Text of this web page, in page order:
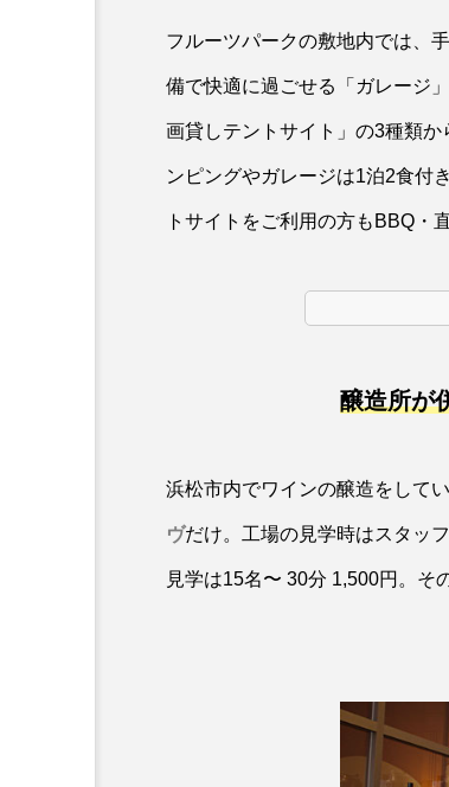
フルーツパークの敷地内では、
備で快適に過ごせる「ガレージ
画貸しテントサイト」の3種類
ンピングやガレージは1泊2食付
トサイトをご利用の方もBBQ・
醸造所が
浜松市内でワインの醸造をして
ヴだけ。工場の見学時はスタッ
見学は15名〜 30分 1,500円。そ